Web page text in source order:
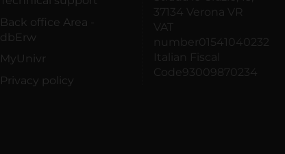
Back office Area -
dbErw
MyUnivr
Privacy policy
37134 Verona VR
VAT
number01541040232
Italian Fiscal
Code93009870234